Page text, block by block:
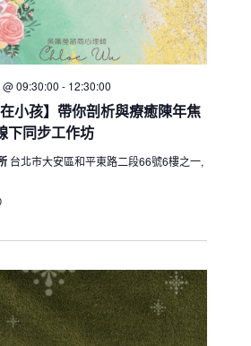
在小孩】帶你剖析與療癒陳年焦
下同步工作坊
09:30:00 - 12:30:00
台北市大安區和平東路二段66號6樓之一,